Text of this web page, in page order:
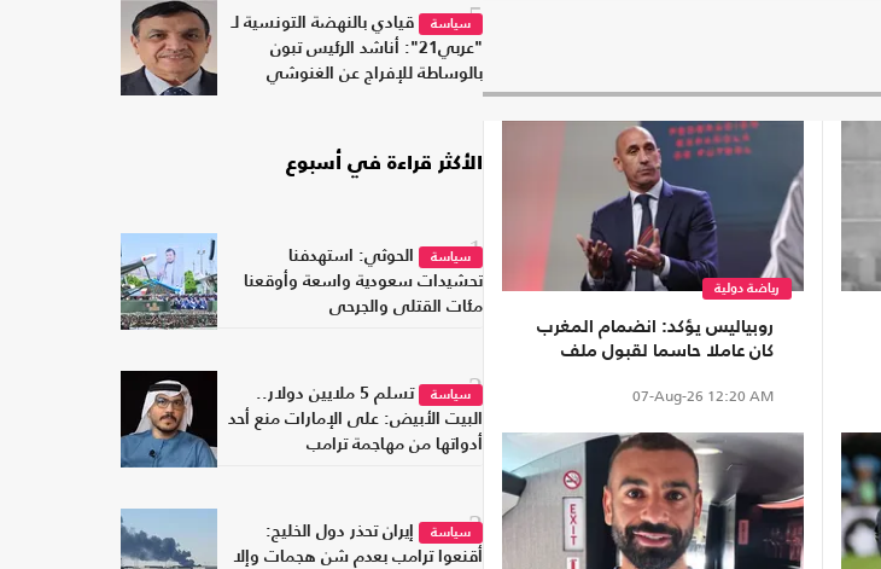
رياضة دولية
روبياليس يؤكد: انضمام المغرب
كان عاملا حاسما لقبول ملف
07-Aug-26 12:20 AM
5سياسة
قيادي بالنهضة التونسية لـ
"عربي21": أناشد الرئيس تبون
بالوساطة للإفراج عن الغنوشي
الأكثر قراءة في أسبوع
1سياسة
الحوثي: استهدفنا
تحشيدات سعودية واسعة وأوقعنا
مئات القتلى والجرحى
2سياسة
تسلم 5 ملايين دولار..
البيت الأبيض: على الإمارات منع أحد
أدواتها من مهاجمة ترامب
3سياسة
إيران تحذر دول الخليج:
أقنعوا ترامب بعدم شن هجمات وإلا